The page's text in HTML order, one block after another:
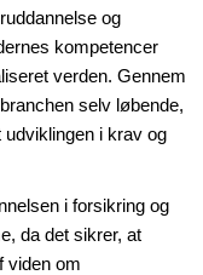
og
kompetencer
verden. Gennem
selv løbende,
udviklingen i krav og
i forsikring og
da det sikrer, at
viden om